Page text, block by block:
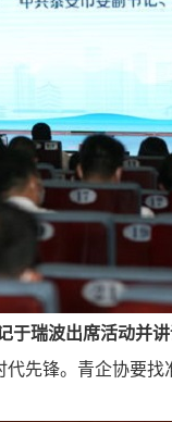
于瑞波出席活动并
先锋。青企协要